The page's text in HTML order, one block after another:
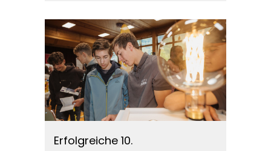
Erfolgreiche 10.